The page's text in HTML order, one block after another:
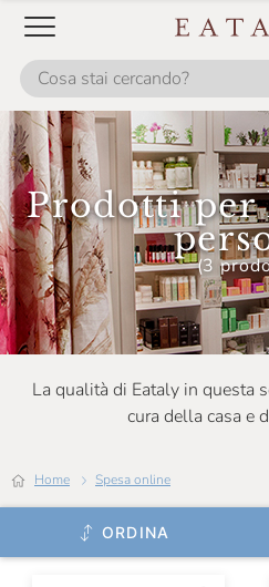
Prodotti per
(3
La qualità di Eataly in questa
cura della casa e
Home Spesa online
ORDINA
Slow Food Editore
Slow Food Editore Per Eataly
Smeg
Sperling & Kupfer
TVS
Joie